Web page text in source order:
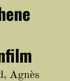
Agnès